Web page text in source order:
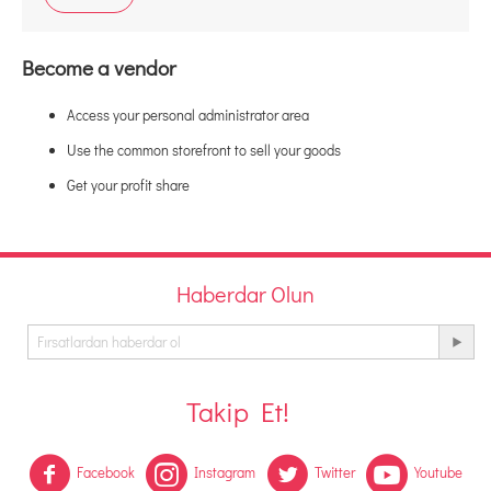
Become a vendor
Access your personal administrator area
Use the common storefront to sell your goods
Get your profit share
Haberdar Olun
Takip Et!
Facebook Instagram Twitter Youtube